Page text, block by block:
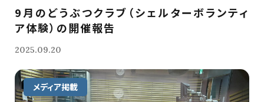
9月のどうぶつクラブ（シェルターボランティ
ア体験）の開催報告
2025.09.20
メディア掲載